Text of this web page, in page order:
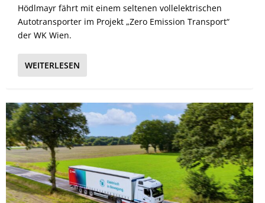
Hödlmayr fährt mit einem seltenen vollelektrischen
Autotransporter im Projekt „Zero Emission Transport“
der WK Wien.
WEITERLESEN